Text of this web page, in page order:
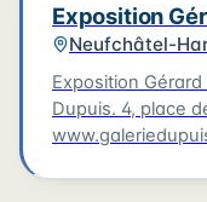
Exposition
Neufchâtel-
Exposition
Dupuis. 4, place